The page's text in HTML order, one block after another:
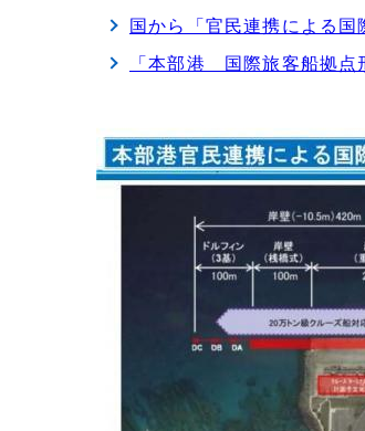
国から「官民連携による
「本部港 国際旅客船拠点